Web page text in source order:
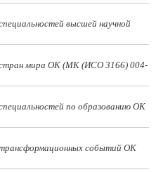
высшей научной
мира ОК (МК (ИСО 3166) 004-
по образованию ОК
событий ОК